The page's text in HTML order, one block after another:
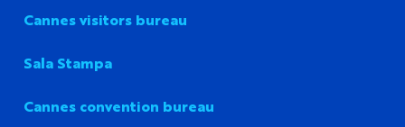
Cannes visitors bureau
Sala Stampa
Cannes convention bureau